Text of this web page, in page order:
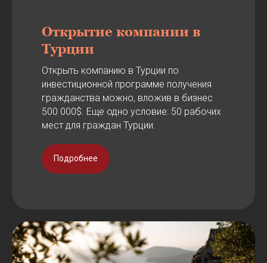
Открытие компании в
Турции
Открыть компанию в Турции по
инвестиционной программе получения
гражданства можно, вложив в бизнес
500 000$. Еще одно условие: 50 рабочих
мест для граждан Турции.
Подробнее